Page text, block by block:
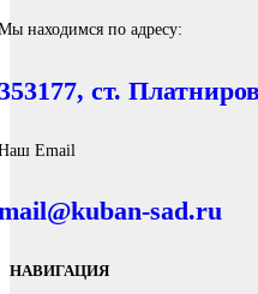
находимся по адресу:
ст.
Email
sad.ru
НАВИГАЦИЯ